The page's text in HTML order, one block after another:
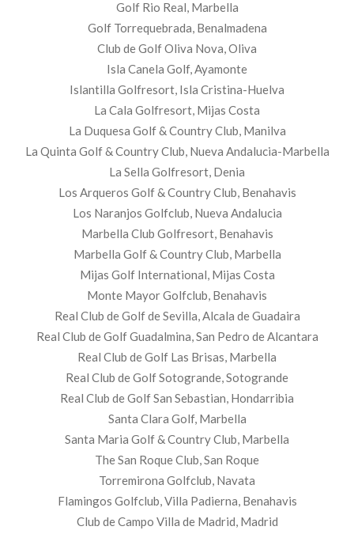
Golf Rio Real, Marbella
Golf Torrequebrada, Benalmadena
Club de Golf Oliva Nova, Oliva
Isla Canela Golf, Ayamonte
Islantilla Golfresort, Isla Cristina-Huelva
La Cala Golfresort, Mijas Costa
La Duquesa Golf & Country Club, Manilva
La Quinta Golf & Country Club, Nueva Andalucia-Marbella
La Sella Golfresort, Denia
Los Arqueros Golf & Country Club, Benahavis
Los Naranjos Golfclub, Nueva Andalucia
Marbella Club Golfresort, Benahavis
Marbella Golf & Country Club, Marbella
Mijas Golf International, Mijas Costa
Monte Mayor Golfclub, Benahavis
Real Club de Golf de Sevilla, Alcala de Guadaira
Real Club de Golf Guadalmina, San Pedro de Alcantara
Real Club de Golf Las Brisas, Marbella
Real Club de Golf Sotogrande, Sotogrande
Real Club de Golf San Sebastian, Hondarribia
Santa Clara Golf, Marbella
Santa Maria Golf & Country Club, Marbella
The San Roque Club, San Roque
Torremirona Golfclub, Navata
Flamingos Golfclub, Villa Padierna, Benahavis
Club de Campo Villa de Madrid, Madrid